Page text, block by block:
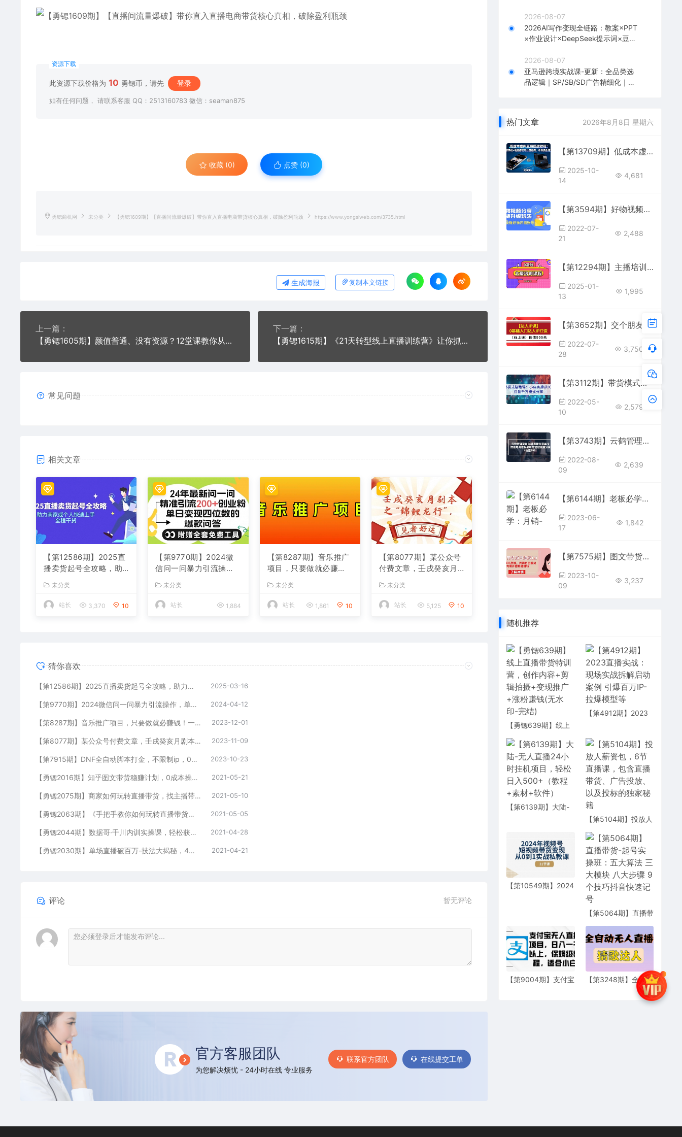
资源下载
此资源下载价格为 10 勇锶币，请先 登录
如有任何问题， 请联系客服 QQ：2513160783 微信：seaman875
收藏 (0) 点赞 (0)
勇锶商机网 未分类 【勇锶1609期】【直播间流量爆破】带你直入直播电商带货核心真相，破除盈利瓶颈 https://www.yongsiweb.com/3735.html
生成海报 复制本文链接
上一篇：
【勇锶1605期】颜值普通、没有资源？12堂课教你从0变身成为超级带货网红博主
下一篇：
【勇锶1615期】《21天转型线上直播训练营》让你抓住直播红利，实现弯道超车(无水印)
常见问题
相关文章
【第12586期】2025直
播卖货起号全攻略，助
手，全程干货
未分类
站长 3,370 10
【第9770期】2024微
信问一问暴力引流操
粉！
未分类
站长 1,884
【第8287期】音乐推广
项目，只要做就必赚
脑操作，互联网小白的
项目
未分类
站长 1,861 10
【第8077期】某公众号
付费文章，壬戌癸亥月
好运
未分类
站长 5,125 10
猜你喜欢
【第12586期】2025直播卖货起号全攻略，助力商家或个人快速上手，全程干货 2025-03-16
【第9770期】2024微信问一问暴力引流操作，单个日引200+创业粉！ 2024-04-12
【第8287期】音乐推广项目，只要做就必赚钱！一天轻松300+！无脑操作，互联网小白的项目 2023-12-01
【第8077期】某公众号付费文章，壬戌癸亥月剧本之“锦鲤龙行”，见者好运 2023-11-09
【第7915期】DNF全自动脚本打金，不限制ip，0封，单设备收益200+ 2023-10-23
【勇锶2016期】知乎图文带货稳赚计划，0成本操作，小白也可以一个月几千 2021-05-21
【勇锶2075期】商家如何玩转直播带货，找主播带货不再发愁 2021-05-10
【勇锶2063期】《手把手教你如何玩转直播带货》针对商家 内容干货 目的赚钱 2021-05-05
【勇锶2044期】数据哥·千川内训实操课，轻松获取流量，直播带货变现（视频-无水印） 2021-04-28
【勇锶2030期】单场直播破百万-技法大揭秘，4天-抖音直播电商实战训练营 2021-04-21
评论 暂无评论
官方客服团队
为您解决烦忧 - 24小时在线 专业服务
联系官方团队 在线提交工单
2026-08-07
2026AI写作变现全链路：教案×PPT
×作业设计×DeepSeek提示词×豆包
賺钱
2026-08-07
亚马逊跨境实战课-更新：全品类选
品逻辑｜SP/SB/SD广告精细化｜新
热门文章 2026年8月8日 星期六
【第13709期】低成本虚拟直播搭建教程：一部手机+电脑搭建专业直播间，单场佣金超3万
2025-10-
14
4,681
【第3594期】好物视频分享带货升级玩法：玩赚好物评测账号，月入10个W（1小时详细教程）
2022-07-
21
2,488
【第12294期】主播培训课程：AI起号、直播思维、主播培训、直播话术、付费投流、剪辑等
2025-01-
13
1,995
【第3652期】交个朋友【达人IP课】0基础入门达人IP打造（线上课）价值999元
2022-07-
28
3,750
【第3112期】带货模式陪跑课：小店实操从0开始，月销千万模式分享
2022-05-
10
2,579
【第3743期】云鹤管理咨询54场直播分享年卡：这是电商老板必听的管理直播分享（价值999)
2022-08-
09
2,639
【第6144期】老板必学：月销-百万的直播带货玩法，从亏钱到月入50万，听这门就够了
2023-06-
17
1,842
【第7575期】图文带货项目速成1.0：无需真人出镜，无需自己发货，无需开播也能赚钱！
2023-10-
09
3,237
随机推荐
【勇锶639期】线上
作内容+剪辑拍摄+变
现推广+涨粉赚钱(无
水印-完结)
【第4912期】2023
万IP-拉爆模型等
【第6139期】大陆-
【第5104期】投放人
课，包含直播带货、
广告投放、以及投标
的独家秘籍
【第10549期】2024
【第5064期】直播带
算法 三大模块 八大步
骤 9个技巧抖音快速
记号
【第9004期】支付宝
【第3248期】全新版
本无人直播猜歌达人
互动游戏项目，支持